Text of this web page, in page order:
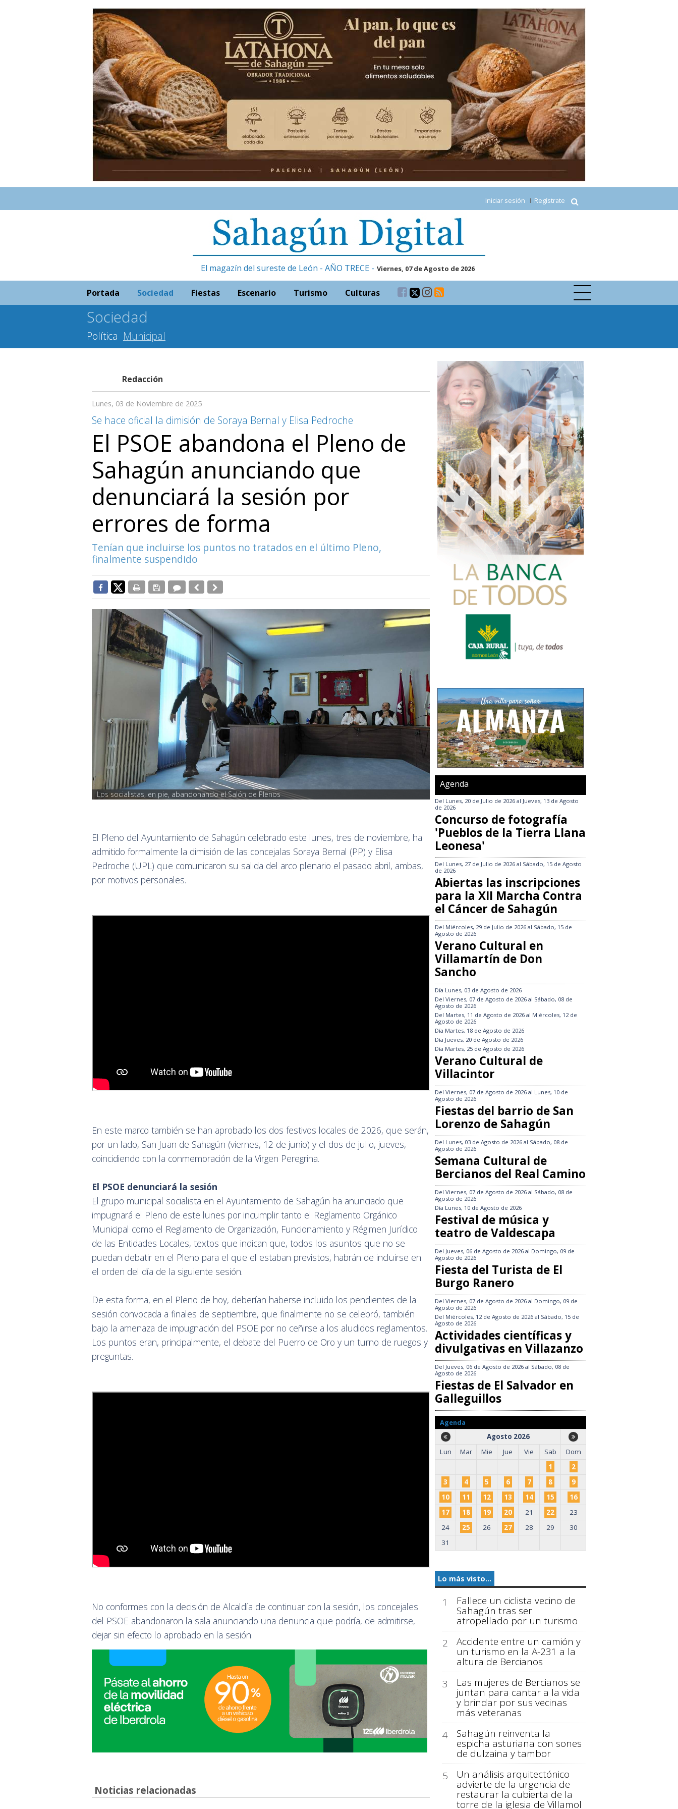
Iniciar sesión Regístrate
El magazín del sureste de León - AÑO TRECE - Viernes, 07 de Agosto de 2026
Portada Sociedad Fiestas Escenario Turismo Culturas
Sociedad
Política Municipal
Redacción
Lunes, 03 de Noviembre de 2025
Se hace oficial la dimisión de Soraya Bernal y Elisa Pedroche
El PSOE abandona el Pleno de
Sahagún anunciando que
denunciará la sesión por
errores de forma
Tenían que incluirse los puntos no tratados en el último Pleno,
finalmente suspendido
Los socialistas, en pie, abandonando el Salón de Plenos
El Pleno del Ayuntamiento de Sahagún celebrado este lunes, tres de noviembre, ha
admitido formalmente la dimisión de las concejalas Soraya Bernal (PP) y Elisa
Pedroche (UPL) que comunicaron su salida del arco plenario el pasado abril, ambas,
por motivos personales.
En este marco también se han aprobado los dos festivos locales de 2026, que serán,
por un lado, San Juan de Sahagún (viernes, 12 de junio) y el dos de julio, jueves,
coincidiendo con la conmemoración de la Virgen Peregrina.
El PSOE denunciará la sesión
El grupo municipal socialista en el Ayuntamiento de Sahagún ha anunciado que
impugnará el Pleno de este lunes por incumplir tanto el Reglamento Orgánico
Municipal como el Reglamento de Organización, Funcionamiento y Régimen Jurídico
de las Entidades Locales, textos que indican que, todos los asuntos que no se
puedan debatir en el Pleno para el que el estaban previstos, habrán de incluirse en
el orden del día de la siguiente sesión.
De esta forma, en el Pleno de hoy, deberían haberse incluido los pendientes de la
sesión convocada a finales de septiembre, que finalmente no se celebró, también
bajo la amenaza de impugnación del PSOE por no ceñirse a los aludidos reglamentos.
Los puntos eran, principalmente, el debate del Puerro de Oro y un turno de ruegos y
preguntas.
No conformes con la decisión de Alcaldía de continuar con la sesión, los concejales
del PSOE abandonaron la sala anunciando una denuncia que podría, de admitirse,
dejar sin efecto lo aprobado en la sesión.
Noticias relacionadas
Agenda
Del Lunes, 20 de Julio de 2026 al Jueves, 13 de Agosto
de 2026
Concurso de fotografía
'Pueblos de la Tierra Llana
Leonesa'
Del Lunes, 27 de Julio de 2026 al Sábado, 15 de Agosto
de 2026
Abiertas las inscripciones
para la XII Marcha Contra
el Cáncer de Sahagún
Del Miércoles, 29 de Julio de 2026 al Sábado, 15 de
Agosto de 2026
Verano Cultural en
Villamartín de Don
Sancho
Día Lunes, 03 de Agosto de 2026
Del Viernes, 07 de Agosto de 2026 al Sábado, 08 de
Agosto de 2026
Del Martes, 11 de Agosto de 2026 al Miércoles, 12 de
Agosto de 2026
Día Martes, 18 de Agosto de 2026
Día Jueves, 20 de Agosto de 2026
Día Martes, 25 de Agosto de 2026
Verano Cultural de
Villacintor
Del Viernes, 07 de Agosto de 2026 al Lunes, 10 de
Agosto de 2026
Fiestas del barrio de San
Lorenzo de Sahagún
Del Lunes, 03 de Agosto de 2026 al Sábado, 08 de
Agosto de 2026
Semana Cultural de
Bercianos del Real Camino
Del Viernes, 07 de Agosto de 2026 al Sábado, 08 de
Agosto de 2026
Día Lunes, 10 de Agosto de 2026
Festival de música y
teatro de Valdescapa
Del Jueves, 06 de Agosto de 2026 al Domingo, 09 de
Agosto de 2026
Fiesta del Turista de El
Burgo Ranero
Del Viernes, 07 de Agosto de 2026 al Domingo, 09 de
Agosto de 2026
Del Miércoles, 12 de Agosto de 2026 al Sábado, 15 de
Agosto de 2026
Actividades científicas y
divulgativas en Villazanzo
Del Jueves, 06 de Agosto de 2026 al Sábado, 08 de
Agosto de 2026
Fiestas de El Salvador en
Galleguillos
Agenda
Agosto 2026
Lun
Mar Mie Jue Vie Sab
Dom
1
2
3
4 5 6 7 8
9
10
11 12 13 14 15
16
17
18 19 20 21 22
23
24
25 26 27 28 29
30
31
Lo más visto...
1 Fallece un ciclista vecino de
Sahagún tras ser
atropellado por un turismo
2
Accidente entre un camión y
un turismo en la A-231 a la
altura de Bercianos
3
Las mujeres de Bercianos se
juntan para cantar a la vida
y brindar por sus vecinas
más veteranas
4
Sahagún reinventa la
espicha asturiana con sones
de dulzaina y tambor
5
Un análisis arquitectónico
advierte de la urgencia de
restaurar la cubierta de la
torre de la iglesia de Villamol